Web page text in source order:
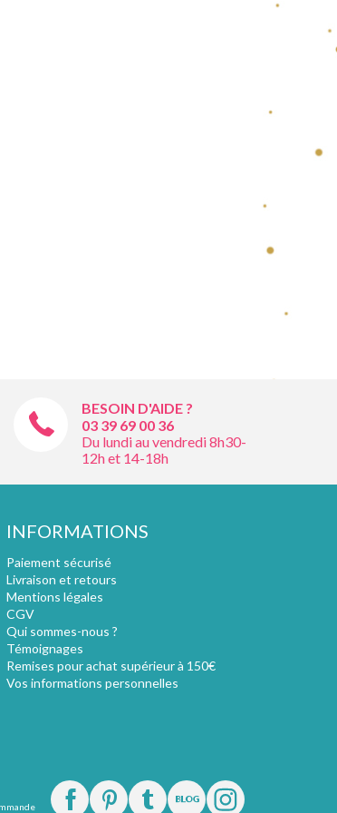
BESOIN D'AIDE ?
03 39 69 00 36
Du lundi au vendredi 8h30-
12h et 14-18h
INFORMATIONS
Paiement sécurisé
Livraison et retours
Mentions légales
CGV
Qui sommes-nous ?
Témoignages
Remises pour achat supérieur à 150€
Vos informations personnelles